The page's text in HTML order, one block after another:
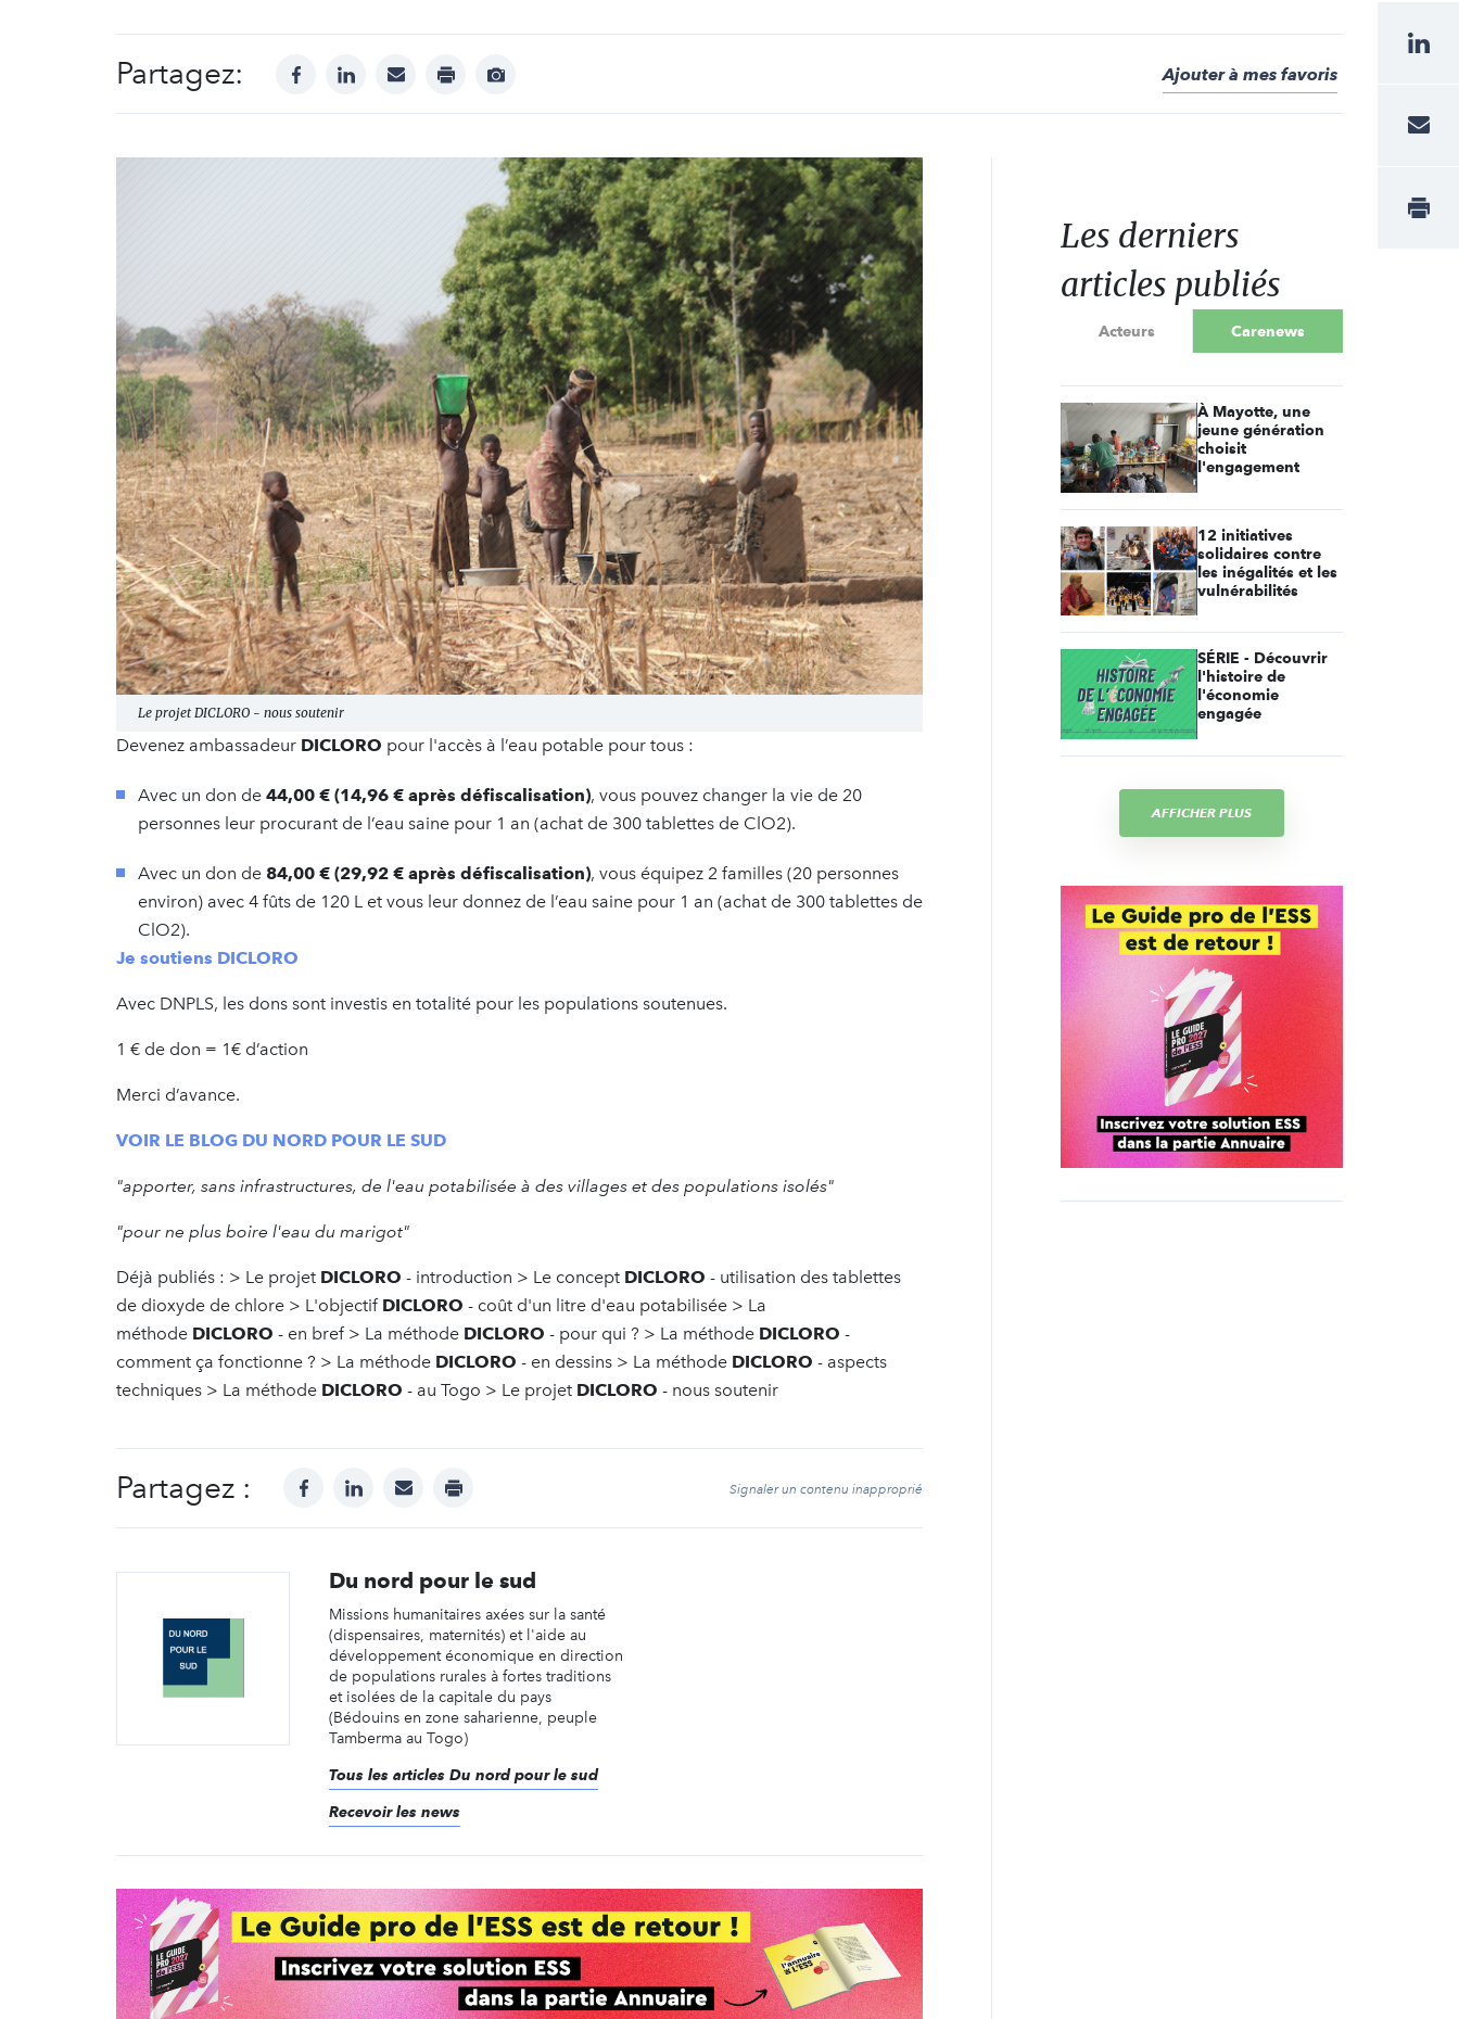
Partagez: facebooklinkedinmail print
Afficher
Ajouter à mes favoris
Le projet DICLORO - nous soutenir
Devenez ambassadeur DICLORO pour l'accès à l’eau potable pour tous :
Avec un don de 44,00 € (14,96 € après défiscalisation), vous pouvez changer la vie de 20
personnes leur procurant de l’eau saine pour 1 an (achat de 300 tablettes de ClO2).
Avec un don de 84,00 € (29,92 € après défiscalisation), vous équipez 2 familles (20 personnes
environ) avec 4 fûts de 120 L et vous leur donnez de l’eau saine pour 1 an (achat de 300 tablettes de
ClO2).
Je soutiens DICLORO
Avec DNPLS, les dons sont investis en totalité pour les populations soutenues.
1 € de don = 1€ d’action
Merci d’avance.
VOIR LE BLOG DU NORD POUR LE SUD
"apporter, sans infrastructures, de l'eau potabilisée à des villages et des populations isolés"
"pour ne plus boire l'eau du marigot"
Déjà publiés : > Le projet DICLORO - introduction > Le concept DICLORO - utilisation des tablettes
de dioxyde de chlore > L'objectif DICLORO - coût d'un litre d'eau potabilisée > La
méthode DICLORO - en bref > La méthode DICLORO - pour qui ? > La méthode DICLORO -
comment ça fonctionne ? > La méthode DICLORO - en dessins > La méthode DICLORO - aspects
techniques > La méthode DICLORO - au Togo > Le projet DICLORO - nous soutenir
Partagez : facebooklinkedinmail print Signaler un contenu inapproprié
Du nord pour le sud
Missions humanitaires axées sur la santé
(dispensaires, maternités) et l'aide au
développement économique en direction
de populations rurales à fortes traditions
et isolées de la capitale du pays
(Bédouins en zone saharienne, peuple
Tamberma au Togo)
Tous les articles Du nord pour le sud
Recevoir les news
Les derniers
articles publiés
Acteurs Carenews
À Mayotte, une
jeune génération
choisit
l'engagement
12 initiatives
solidaires contre
les inégalités et les
vulnérabilités
SÉRIE - Découvrir
l'histoire de
l'économie
engagée
AFFICHER PLUS